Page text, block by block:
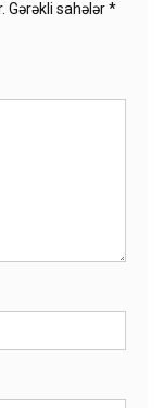
Gərəkli sahələr*